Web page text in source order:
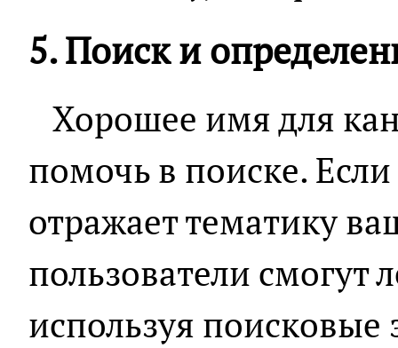
5. Поиск и
Хорошее имя для
помочь в поиске.
отражает тематику
пользователи смогут
используя поисковые